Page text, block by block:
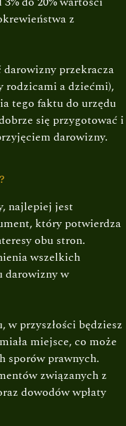
z
przekracza
rodzicami a dziećmi),
tego faktu do urzędu
się przygotować i
darowizny.
najlepiej jest
który potwierdza
obu stron.
wszelkich
darowizny w
przyszłości będziesz
miejsce, co może
sporów prawnych.
związanych z
dowodów wpłaty